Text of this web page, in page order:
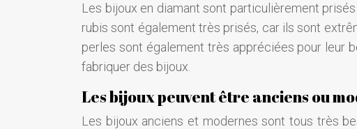
Les bijoux en diamant sont particulièrement
rubis sont également très prisés, car ils sont
perles sont également très appréciées pour leur
fabriquer des bijoux.
Les bijoux peuvent être anciens ou
Les bijoux anciens et modernes sont tous très